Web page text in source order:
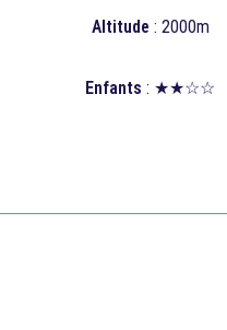
Altitude : 2000m
Enfants : ★★☆☆